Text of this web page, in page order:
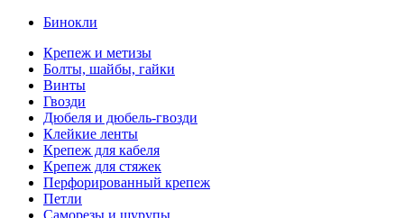
Бинокли
Крепеж и метизы
Болты, шайбы, гайки
Винты
Гвозди
Дюбеля и дюбель-гвозди
Клейкие ленты
Крепеж для кабеля
Крепеж для стяжек
Перфорированный крепеж
Петли
Саморезы и шурупы